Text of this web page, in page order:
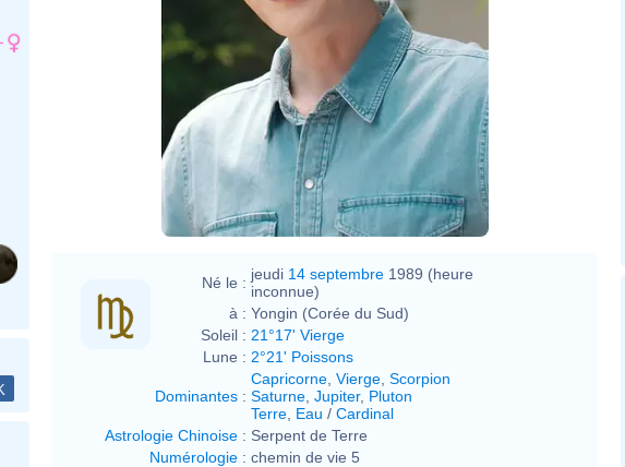
Né le : jeudi 14 septembre 1989 (heure
inconnue)
à : Yongin (Corée du Sud)
Soleil : 21°17' Vierge
Lune : 2°21' Poissons
Dominantes :
Capricorne Vierge Scorpion
Saturne Jupiter, Pluton
Terre Eau / Cardinal
Astrologie Chinoise : Serpent de Terre
Numérologie : chemin de vie 5